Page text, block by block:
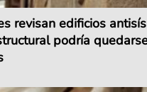
revisan edificios
podría